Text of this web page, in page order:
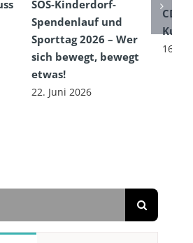
SOS-Kinderdorf-
Spendenlauf und
Sporttag 2026 – Wer
sich bewegt, bewegt
etwas!
22. Juni 2026
CDSC
16.